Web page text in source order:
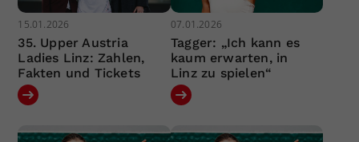
15.01.2026
35. Upper Austria
Ladies Linz: Zahlen,
Fakten und Tickets
07.01.2026
Tagger: „Ich kann es
kaum erwarten, in
Linz zu spielen“